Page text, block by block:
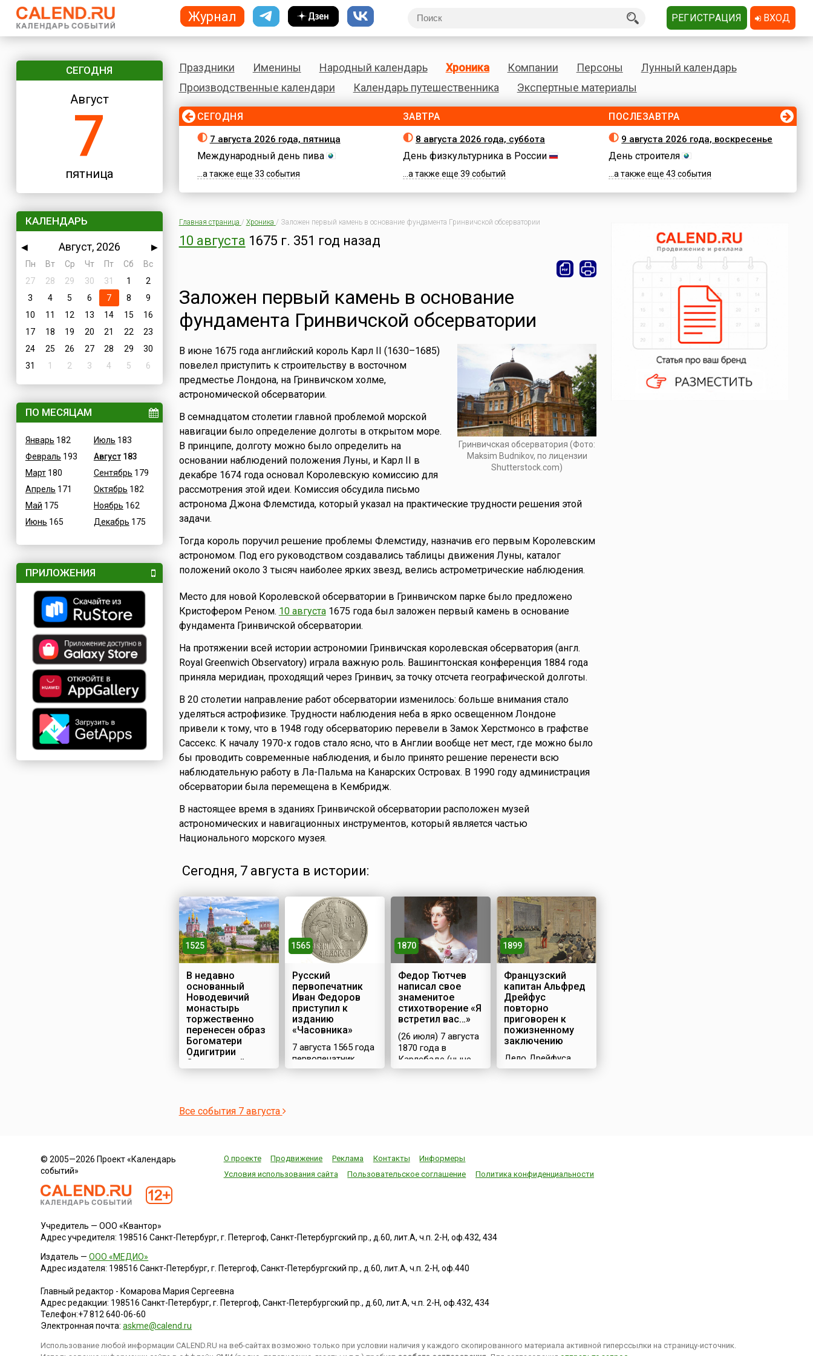
СЕГОДНЯ
Август
7
пятница
КАЛЕНДАРЬ
◀ Август, 2026
▶
Пн
Вт Ср Чт Пт Сб
Вс
27
28 29 30 31 1
2
3
4 5 6 7 8
9
10
11 12 13 14 15
16
17
18 19 20 21 22
23
24
25 26 27 28 29
30
31
1 2 3 4 5 6
ПО МЕСЯЦАМ
Январь 182
Февраль 193
Март180
Апрель 171
Май 175
Июнь 165
Июль 183
Август183
Сентябрь 179
Октябрь 182
Ноябрь 162
Декабрь 175
ПРИЛОЖЕНИЯ
Праздники Именины Народный календарь Хроника Компании Персоны
Лунный календарь
Производственные календари
Календарь путешественника Экспертные материалы
СЕГОДНЯ
7 августа 2026 года, пятница
Международный день пива
...а также еще 33 события
ЗАВТРА
8 августа 2026 года, суббота
День физкультурника в России
...а также еще 39 событий
ПОСЛЕЗАВТРА
9 августа 2026 года, воскресенье
День строителя
...а также еще 43 события
Главная страница / Хроника / Заложен первый камень в основание фундамента Гринвичской обсерватории
10 августа 1675 г. 351 год назад
Заложен первый камень в основание
фундамента Гринвичской обсерватории
Гринвичская обсерватория (Фото:
Maksim Budnikov, по лицензии
Shutterstock.com)
В июне 1675 года английский король Карл II (1630–1685)
повелел приступить к строительству в восточном
предместье Лондона, на Гринвичском холме,
астрономической обсерватории.
В семнадцатом столетии главной проблемой морской
навигации было определение долготы в открытом море.
В принципе, долготу можно было определить на
основании наблюдений положения Луны, и Карл II в
декабре 1674 года основал Королевскую комиссию для
рассмотрения этой идеи. Комиссия обсудила письмо
астронома Джона Флемстида, который указал на практические трудности решения этой
задачи.
Тогда король поручил решение проблемы Флемстиду, назначив его первым Королевским
астрономом. Под его руководством создавались таблицы движения Луны, каталог
положений около 3 тысяч наиболее ярких звезд, велись астрометрические наблюдения.
Место для новой Королевской обсерватории в Гринвичском парке было предложено
Кристофером Реном. 10 августа1675 года был заложен первый камень в основание
фундамента Гринвичской обсерватории.
На протяжении всей истории астрономии Гринвичская королевская обсерватория (англ.
Royal Greenwich Observatory) играла важную роль. Вашингтонская конференция 1884 года
приняла меридиан, проходящий через Гринвич, за точку отсчета географической долготы.
В 20 столетии направление работ обсерватории изменилось: больше внимания стало
уделяться астрофизике. Трудности наблюдения неба в ярко освещенном Лондоне
привели к тому, что в 1948 году обсерваторию перевели в Замок Хeрстмонсо в графстве
Сассекс. К началу 1970-х годов стало ясно, что в Англии вообще нет мест, где можно было
бы проводить современные наблюдения, и было принято решение перенести всю
наблюдательную работу в Ла-Пальма на Канарских Островах. В 1990 году администрация
обсерватории была перемещена в Кембридж.
В настоящее время в зданиях Гринвичской обсерватории расположен музей
астрономических и навигационных инструментов, который является частью
Национального морского музея.
Сегодня, 7 августа в истории:
1525
В недавно
основанный
Новодевичий
монастырь
торжественно
перенесен образ
Богоматери
Одигитрии
Смоленской
Москве началось
Ивановича – в
честь взятия в
Смоленский».
представлял собой
крепость,
обнесенную
мощной
крепостной стеной
с 12 башнями.Год
спустя, (28 июля) 7
августа 1525 года,
1565
Русский
первопечатник
Иван Федоров
приступил к
изданию
«Часовника»
7 августа 1565 года
первопечатник
Иван Федоров и
легендарного
«Апостола»,
книг.Работу
завершили в конце
«Часовник»,
молитв,
быстро, после чего
1870
Федор Тютчев
написал свое
знаменитое
стихотворение «Я
встретил вас…»
(26 июля) 7 августа
1870 года в
Карлсбаде (ныне
Карловы-Вары)
все былоеВ
отжившем сердце
осени
пороюБывают дни,
повеет вдруг
—Так, весь обвеян
1899
Французский
капитан Альфред
Дрейфус
повторно
приговорен к
пожизненному
заключению
Дело Дрейфуса,
которое французы
Франции и Европы
каторгу. 5 января
Все события 7 августа
© 2005—2026 Проект «Календарь
событий»
О проекте Продвижение Реклама Контакты
Информеры
Условия использования сайта
Пользовательское соглашение Политика конфиденциальности
Учредитель — ООО «Квантор»
Адрес учредителя: 198516 Санкт-Петербург, г. Петергоф, Санкт-Петербургский пр., д.60, лит.А, ч.п. 2-Н, оф.432, 434
Издатель —ООО «МЕДИО»
Адрес издателя: 198516 Санкт-Петербург, г. Петергоф, Санкт-Петербургский пр., д.60, лит.А, ч.п. 2-Н, оф.440
Главный редактор - Комарова Мария Сергеевна
Адрес редакции: 198516 Санкт-Петербург, г. Петергоф,Санкт-Петербургский пр., д.60, лит.А, ч.п. 2-Н, оф.432, 434
Телефон:+7 812 640-06-60
Электронная почта:askme@calend.ru
Использование любой информации CALEND.RU на веб-сайтах возможно только при условии наличия у каждого скопированного материала активной гиперссылки на страницу-источник.
Журнал РЕГИСТРАЦИЯ ВХОД